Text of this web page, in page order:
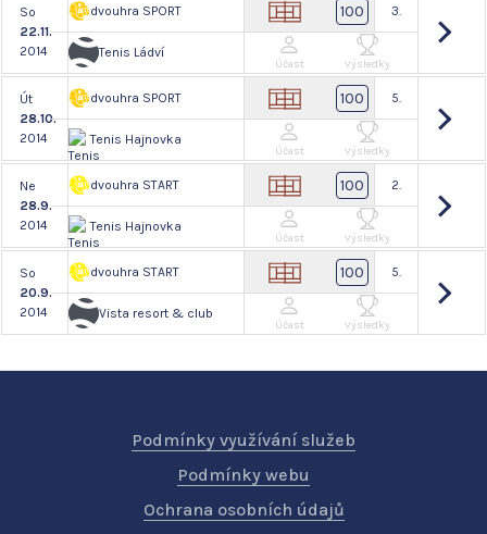
So
22.11.
2014
dvouhra SPORT
Tenis Ládví
100 3.
Účast Výsledky
Út
28.10.
2014
dvouhra SPORT
Tenis Hajnovka
100 5.
Účast Výsledky
Ne
28.9.
2014
dvouhra START
Tenis Hajnovka
100 2.
Účast Výsledky
So
20.9.
2014
dvouhra START
Vista resort & club
100 5.
Účast Výsledky
Podmínky využívání služeb
Podmínky webu
Ochrana osobních údajů